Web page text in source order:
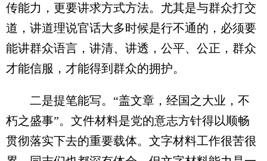
传能力，更要讲求方式方法。尤其是与群众打交
道，讲道理说官话大多时候是行不通的，必须要
能讲群众语言，讲清、讲透，公平、公正，群众
才能信服，才能得到群众的拥护。
二是提笔能写。“盖文章，经国之大业，不
朽之盛事”。文件材料是党的意志方针得以顺畅
贯彻落实下去的重要载体。文字材料工作很苦很